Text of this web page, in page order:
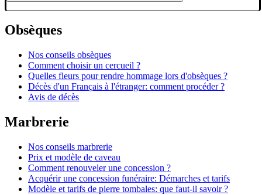
Obsèques
Nos conseils obsèques
Comment choisir un cercueil ?
Quelles fleurs pour rendre hommage lors d'obsèques ?
Décès d'un Français à l'étranger: comment procéder ?
Avis de décès
Marbrerie
Nos conseils marbrerie
Prix et modèle de caveau
Comment renouveler une concession ?
Acquérir une concession funéraire: Démarches et tarifs
Modèle et tarifs de pierre tombales: que faut-il savoir ?